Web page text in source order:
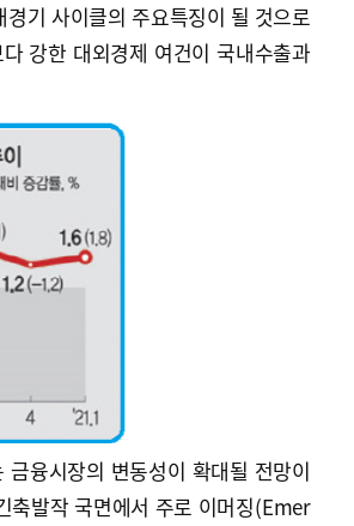
기 사이클의 주요특징이 될 것으로
강한 대외경제 여건이 국내수출과
융시장의 변동성이 확대될 전망이
발작 국면에서 주로 이머징(Emer